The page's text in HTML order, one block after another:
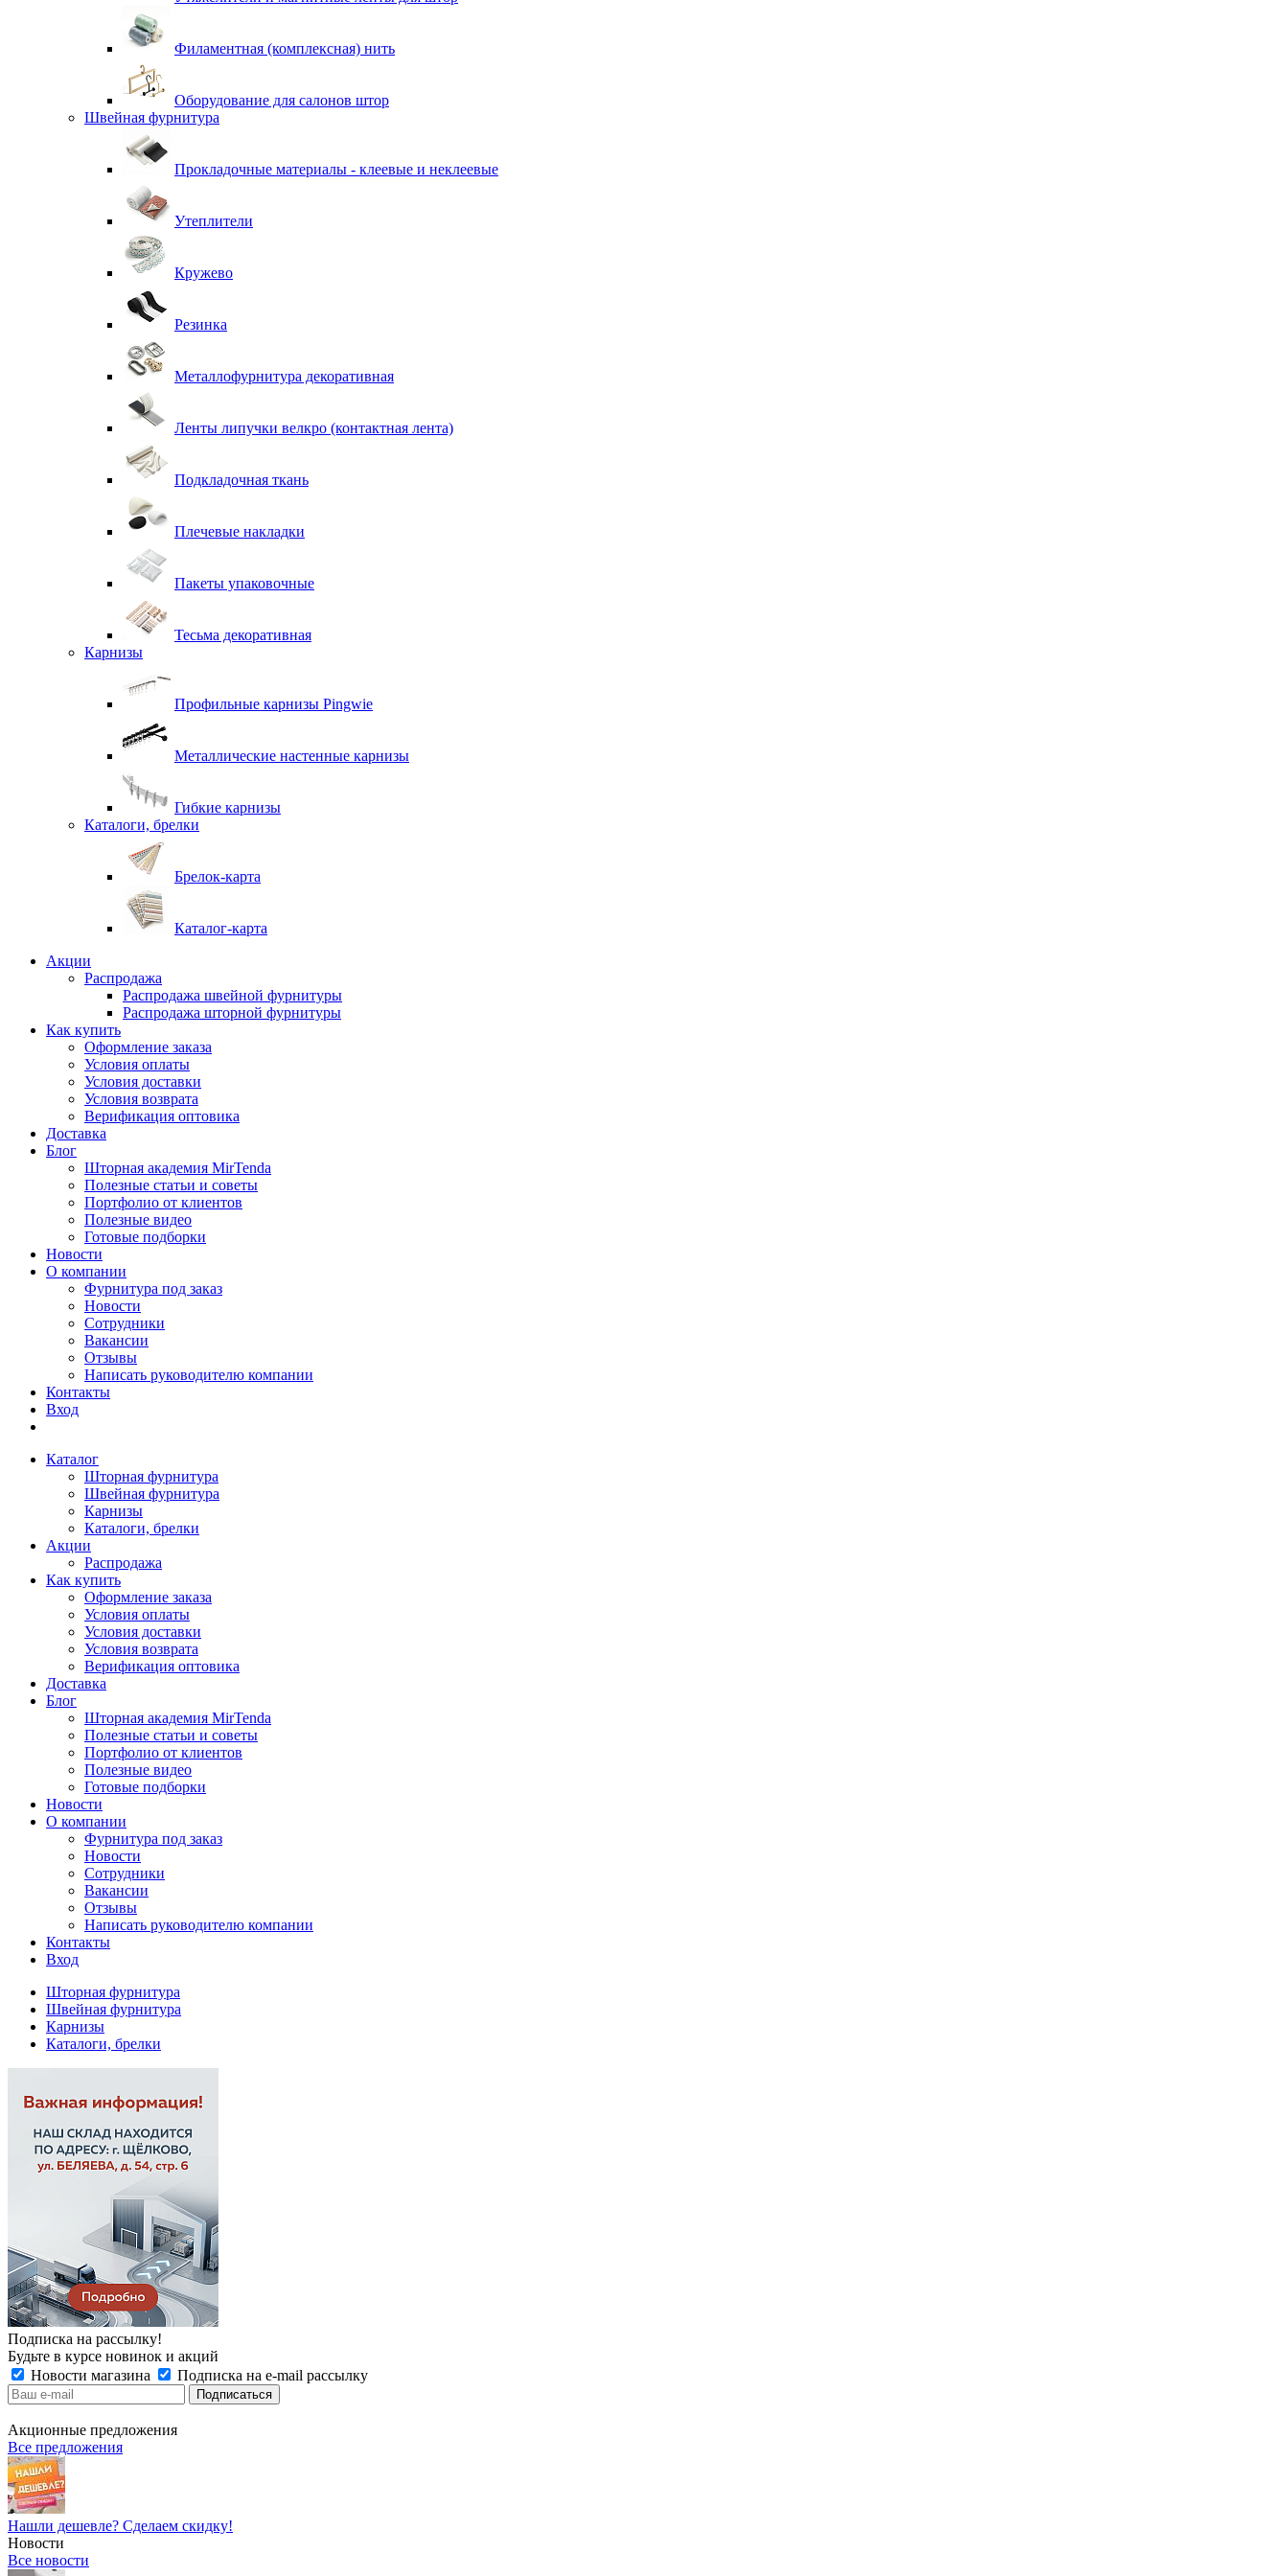
Филаментная (комплексная) нить
Оборудование для салонов штор
Швейная фурнитура
Прокладочные материалы - клеевые и неклеевые
Утеплители
Кружево
Резинка
Металлофурнитура декоративная
Ленты липучки велкро (контактная лента)
Подкладочная ткань
Плечевые накладки
Пакеты упаковочные
Тесьма декоративная
Карнизы
Профильные карнизы Pingwie
Металлические настенные карнизы
Гибкие карнизы
Каталоги, брелки
Брелок-карта
Каталог-карта
Акции
Распродажа
Распродажа швейной фурнитуры
Распродажа шторной фурнитуры
Как купить
Оформление заказа
Условия оплаты
Условия доставки
Условия возврата
Верификация оптовика
Доставка
Блог
Шторная академия MirTenda
Полезные статьи и советы
Портфолио от клиентов
Полезные видео
Готовые подборки
Новости
О компании
Фурнитура под заказ
Новости
Сотрудники
Вакансии
Отзывы
Написать руководителю компании
Контакты
Вход
Каталог
Шторная фурнитура
Швейная фурнитура
Карнизы
Каталоги, брелки
Акции
Распродажа
Как купить
Оформление заказа
Условия оплаты
Условия доставки
Условия возврата
Верификация оптовика
Доставка
Блог
Шторная академия MirTenda
Полезные статьи и советы
Портфолио от клиентов
Полезные видео
Готовые подборки
Новости
О компании
Фурнитура под заказ
Новости
Сотрудники
Вакансии
Отзывы
Написать руководителю компании
Контакты
Вход
Шторная фурнитура
Швейная фурнитура
Карнизы
Каталоги, брелки
Подписка на рассылку!
Будьте в курсе новинок и акций
Новости магазина
Подписка на e-mail рассылку
Акционные предложения
Все предложения
Нашли дешевле? Сделаем скидку!
Новости
Все новости